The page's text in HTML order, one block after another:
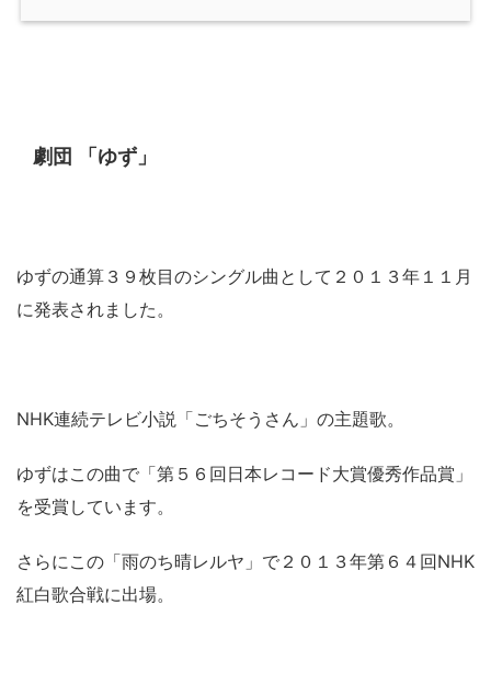
劇団 「ゆず」
ゆずの通算３９枚目のシングル曲として２０１３年１１月
に発表されました。
NHK連続テレビ小説「ごちそうさん」の主題歌。
ゆずはこの曲で「第５６回日本レコード大賞優秀作品賞」
を受賞しています。
さらにこの「雨のち晴レルヤ」で２０１３年第６４回NHK
紅白歌合戦に出場。